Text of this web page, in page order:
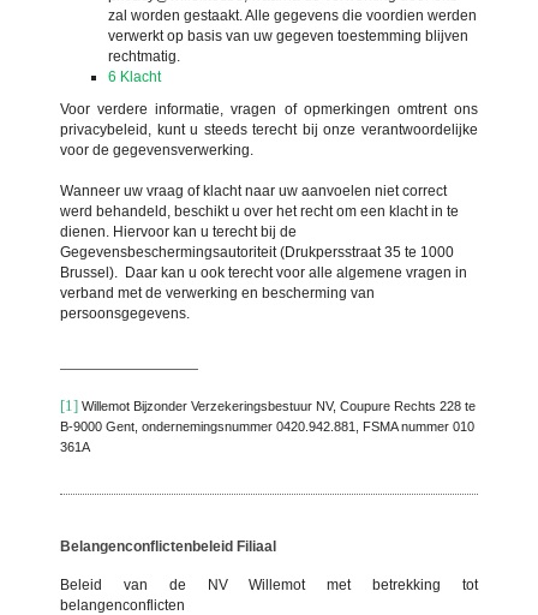
zal worden gestaakt. Alle gegevens die voordien werden
verwerkt op basis van uw gegeven toestemming blijven
rechtmatig.
6 Klacht
Voor verdere informatie, vragen of opmerkingen omtrent ons
privacybeleid, kunt u steeds terecht bij onze verantwoordelijke
voor de gegevensverwerking.
Wanneer uw vraag of klacht naar uw aanvoelen niet correct
werd behandeld, beschikt u over het recht om een klacht in te
dienen. Hiervoor kan u terecht bij de
Gegevensbeschermingsautoriteit (Drukpersstraat 35 te 1000
Brussel). Daar kan u ook terecht voor alle algemene vragen in
verband met de verwerking en bescherming van
persoonsgegevens.
[1] Willemot Bijzonder Verzekeringsbestuur NV, Coupure Rechts 228 te
B-9000 Gent, ondernemingsnummer 0420.942.881, FSMA nummer 010
361A
Belangenconflictenbeleid Filiaal
Beleid van de NV Willemot met betrekking tot
belangenconflicten